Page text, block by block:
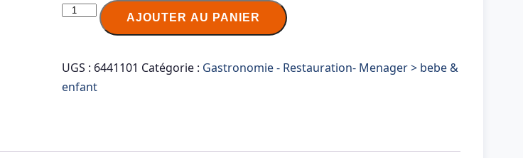
quantité
Boîte
de
AJOUTER AU PANIER
UGS : 6441101 Catégorie : Gastronomie - Restauration- Menager > bebe &
enfant